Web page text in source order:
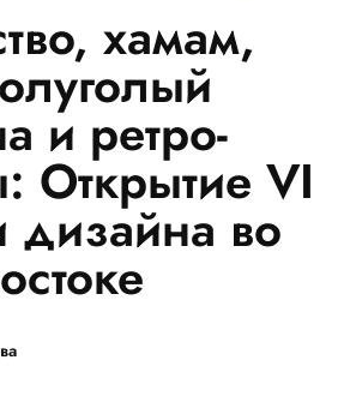
хамам,
и ретро-
Открытие VI
во